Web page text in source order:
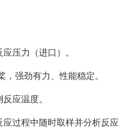
压力（进口）。
强劲有力、性能稳定。
应温度。
过程中随时取样并分析反应